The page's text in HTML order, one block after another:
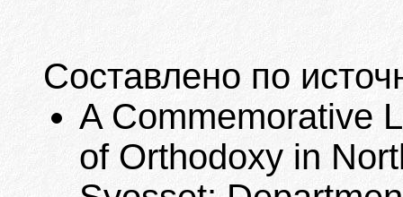
Составлено по
A Commemorative
of Orthodoxy in